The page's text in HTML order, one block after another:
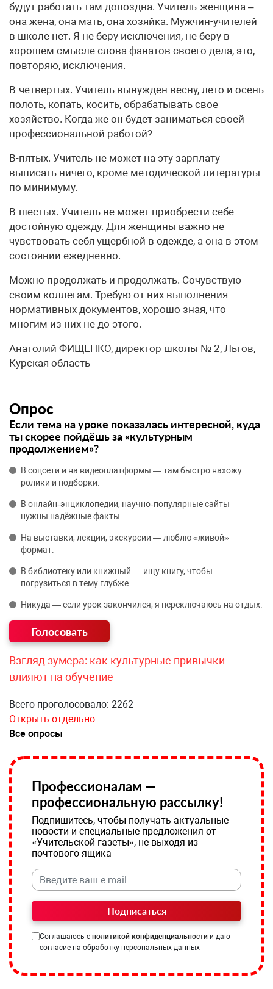
будут работать там допоздна. Учитель-женщина –
она жена, она мать, она хозяйка. Мужчин-учителей
в школе нет. Я не беру исключения, не беру в
хорошем смысле слова фанатов своего дела, это,
повторяю, исключения.
В-четвертых. Учитель вынужден весну, лето и осень
полоть, копать, косить, обрабатывать свое
хозяйство. Когда же он будет заниматься своей
профессиональной работой?
В-пятых. Учитель не может на эту зарплату
выписать ничего, кроме методической литературы
по минимуму.
В-шестых. Учитель не может приобрести себе
достойную одежду. Для женщины важно не
чувствовать себя ущербной в одежде, а она в этом
состоянии ежедневно.
Можно продолжать и продолжать. Сочувствую
своим коллегам. Требую от них выполнения
нормативных документов, хорошо зная, что
многим из них не до этого.
Анатолий ФИЩЕНКО, директор школы № 2, Льгов,
Курская область
Опрос
Если тема на уроке показалась интересной, куда
ты скорее пойдёшь за «культурным
продолжением»?
В соцсети и на видеоплатформы — там быстро нахожу
ролики и подборки.
В онлайн‑энциклопедии, научно‑популярные сайты —
нужны надёжные факты.
На выставки, лекции, экскурсии — люблю «живой»
формат.
В библиотеку или книжный — ищу книгу, чтобы
погрузиться в тему глубже.
Никуда — если урок закончился, я переключаюсь на отдых.
Взгляд зумера: как культурные привычки
влияют на обучение
Всего проголосовало: 2262
Открыть отдельно
Все опросы
Профессионалам —
профессиональную рассылку!
Подпишитесь, чтобы получать актуальные
новости и специальные предложения от
«Учительской газеты», не выходя из
почтового ящика
Подписаться
Соглашаюсь с политикой конфиденциальности и даю
согласие на обработку персональных данных